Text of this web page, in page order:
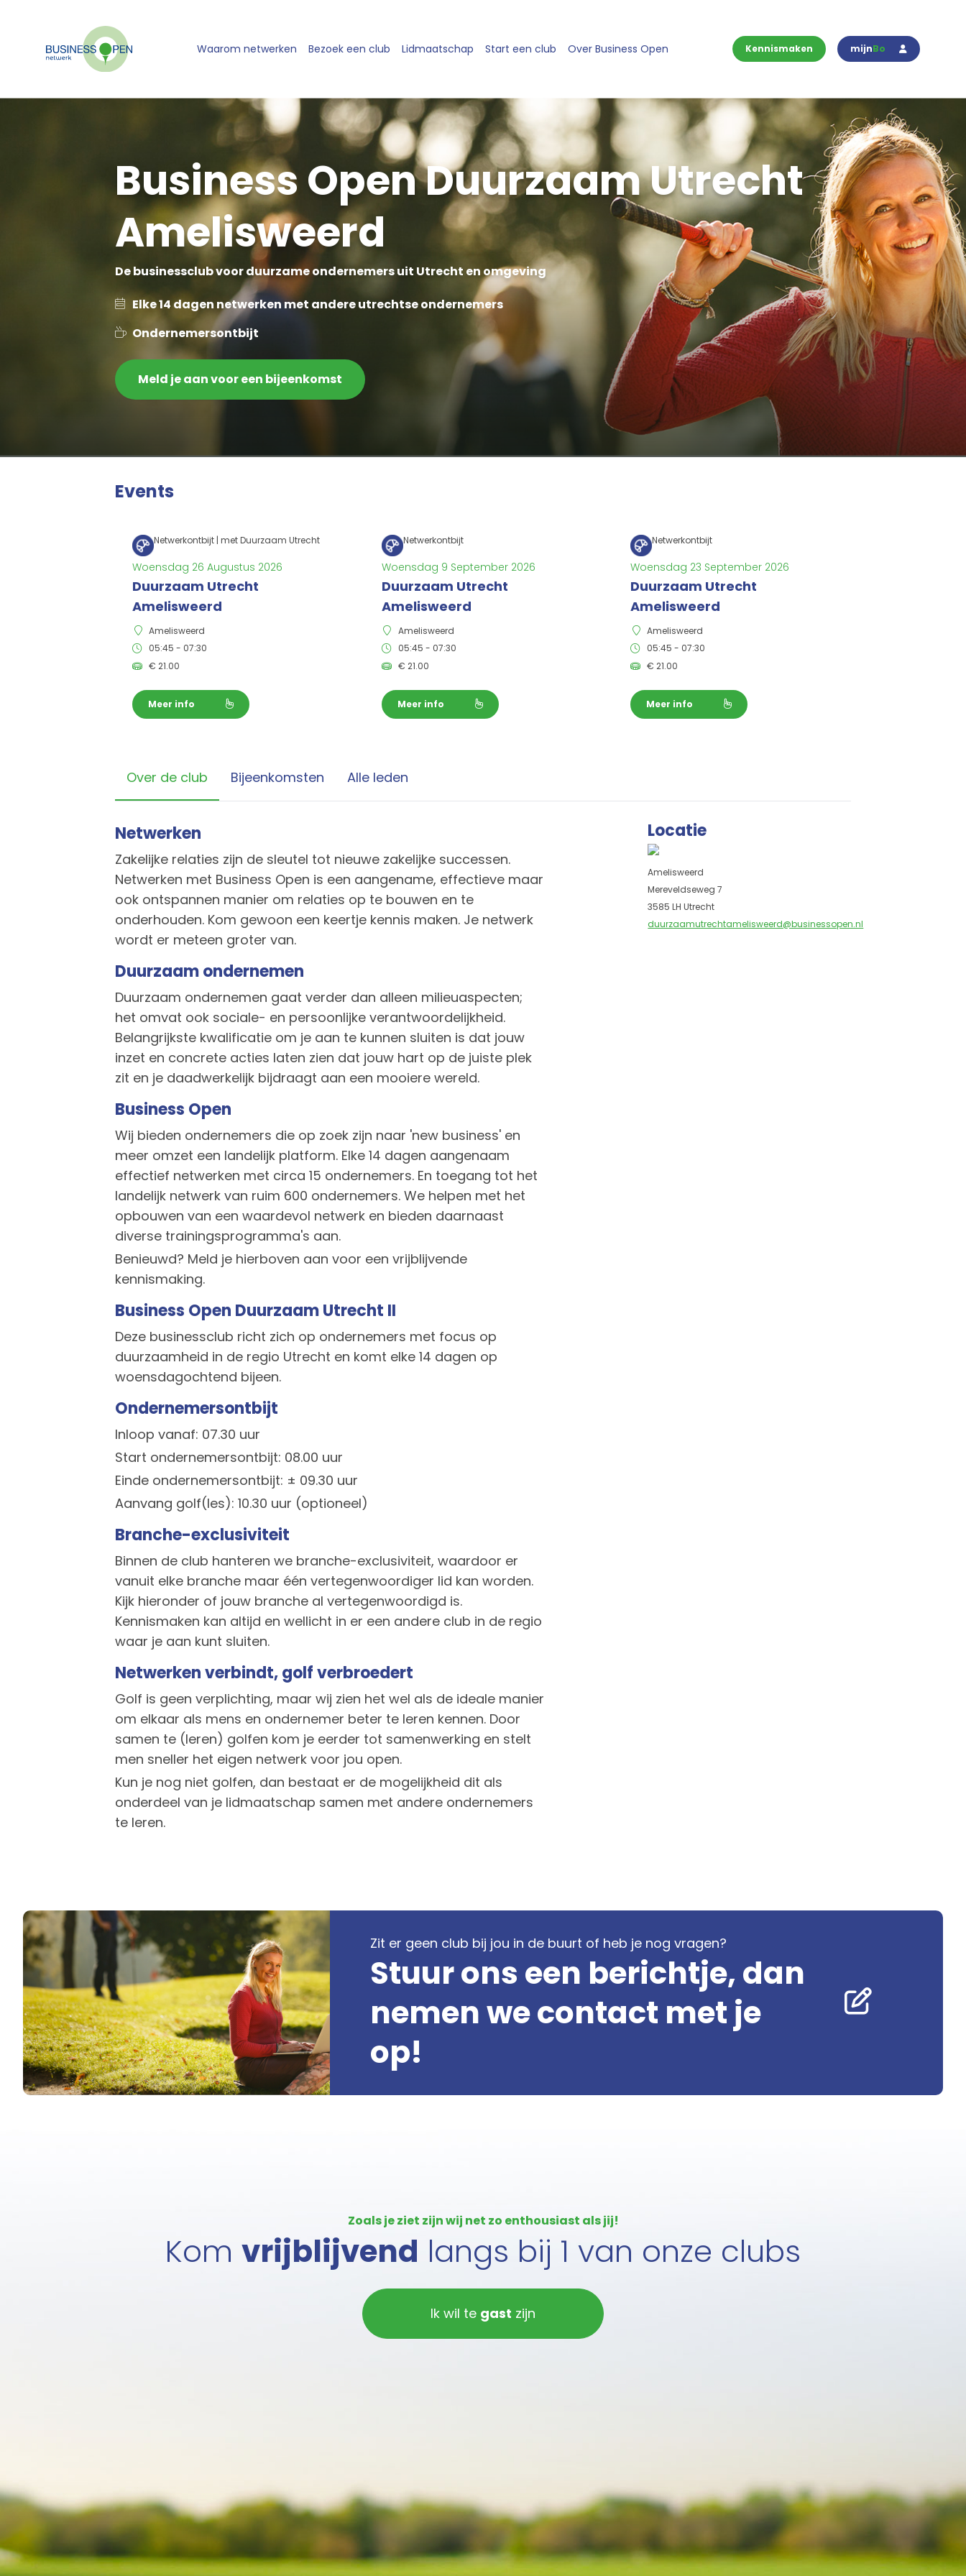
Kennismaken mijnBo
Waarom netwerken Bezoek een club Lidmaatschap Start een club Over Business Open
Business Open Duurzaam Utrecht
Amelisweerd
De businessclub voor duurzame ondernemers uit Utrecht en omgeving
Elke 14 dagen netwerken met andere utrechtse ondernemers
Ondernemersontbijt
Meld je aan voor een bijeenkomst
Events
Netwerkontbijt | met Duurzaam Utrecht
Woensdag 26 Augustus 2026
Duurzaam Utrecht
Amelisweerd
Amelisweerd
05:45 - 07:30
€ 21.00
Meer info
Netwerkontbijt
Woensdag 9 September 2026
Duurzaam Utrecht
Amelisweerd
Amelisweerd
05:45 - 07:30
€ 21.00
Meer info
Netwerkontbijt
Woensdag 23 September 2026
Duurzaam Utrecht
Amelisweerd
Amelisweerd
05:45 - 07:30
€21.00
Meer info
Over de club Bijeenkomsten Alle leden
Netwerken
Zakelijke relaties zijn de sleutel tot nieuwe zakelijke successen.
Netwerken met Business Open is een aangename, effectieve maar
ook ontspannen manier om relaties op te bouwen en te
onderhouden. Kom gewoon een keertje kennis maken. Je netwerk
wordt er meteen groter van.
Duurzaam ondernemen
Duurzaam ondernemen gaat verder dan alleen milieuaspecten;
het omvat ook sociale- en persoonlijke verantwoordelijkheid.
Belangrijkste kwalificatie om je aan te kunnen sluiten is dat jouw
inzet en concrete acties laten zien dat jouw hart op de juiste plek
zit en je daadwerkelijk bijdraagt aan een mooiere wereld.
Business Open
Wij bieden ondernemers die op zoek zijn naar 'new business' en
meer omzet een landelijk platform. Elke 14 dagen aangenaam
effectief netwerken met circa 15 ondernemers. En toegang tot het
landelijk netwerk van ruim 600 ondernemers. We helpen met het
opbouwen van een waardevol netwerk en bieden daarnaast
diverse trainingsprogramma's aan.
Benieuwd? Meld je hierboven aan voor een vrijblijvende
kennismaking.
Business Open Duurzaam Utrecht II
Deze businessclub richt zich op ondernemers met focus op
duurzaamheid in de regio Utrecht en komt elke 14 dagen op
woensdagochtend bijeen.
Ondernemersontbijt
Inloop vanaf: 07.30 uur
Start ondernemersontbijt: 08.00 uur
Einde ondernemersontbijt: ± 09.30 uur
Aanvang golf(les): 10.30 uur (optioneel)
Branche-exclusiviteit
Binnen de club hanteren we branche-exclusiviteit, waardoor er
vanuit elke branche maar één vertegenwoordiger lid kan worden.
Kijk hieronder of jouw branche al vertegenwoordigd is.
Kennismaken kan altijd en wellicht in er een andere club in de regio
waar je aan kunt sluiten.
Netwerken verbindt, golf verbroedert
Golf is geen verplichting, maar wij zien het wel als de ideale manier
om elkaar als mens en ondernemer beter te leren kennen. Door
samen te (leren) golfen kom je eerder tot samenwerking en stelt
men sneller het eigen netwerk voor jou open.
Kun je nog niet golfen, dan bestaat er de mogelijkheid dit als
onderdeel van je lidmaatschap samen met andere ondernemers
te leren.
Locatie
Amelisweerd
Mereveldseweg 7
3585 LH Utrecht
duurzaamutrechtamelisweerd@businessopen.nl
Zit er geen club bij jou in de buurt of heb je nog vragen?
Stuur ons een berichtje, dan
nemen we contact met je
op!
Zoals je ziet zijn wij net zo enthousiast als jij!
Kom vrijblijvend langs bij 1 van onze clubs
Ik wil te gast zijn